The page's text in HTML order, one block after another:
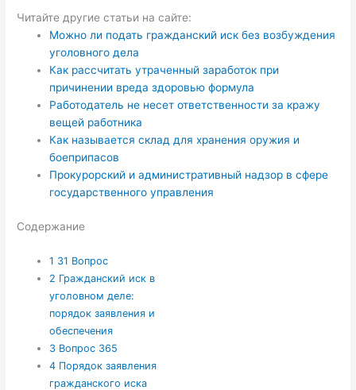
Читайте другие статьи на сайте:
Можно ли подать гражданский иск без возбуждения
уголовного дела
Как рассчитать утраченный заработок при
причинении вреда здоровью формула
Работодатель не несет ответственности за кражу
вещей работника
Как называется склад для хранения оружия и
боеприпасов
Прокурорский и административный надзор в сфере
государственного управления
Содержание
1 31 Вопрос
2 Гражданский иск в
уголовном деле:
порядок заявления и
обеспечения
3 Вопрос 365
4 Порядок заявления
гражданского иска